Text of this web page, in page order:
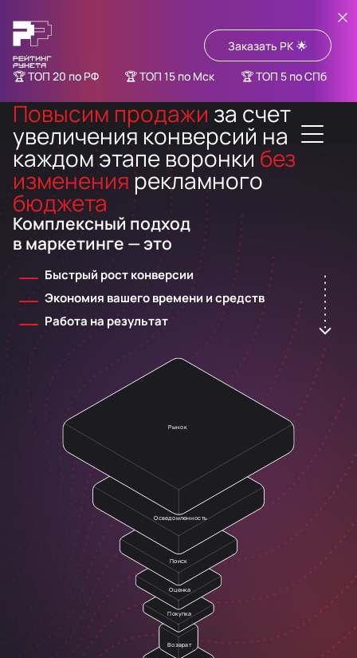
ТОП 20 по РФ ТОП 15 по Мск ТОП 5 по СПб
Заказать РК 🌟
Повысим продажи за счет
увеличения конверсий на
каждом этапе воронки без
изменения рекламного
бюджета
Комплексный подход
в маркетинге — это
Быстрый рост конверсии
Экономия вашего времени и средств
Работа на результат
Рынок
Осведомленность
Поиск
Оценка
Покупка
Возврат